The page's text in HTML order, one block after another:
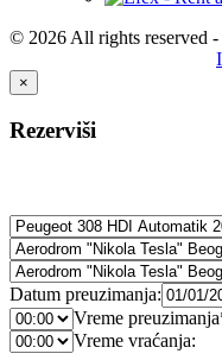
© 2026 All rights reserved -
×
Rezerviši
Datum preuzimanja:
Vreme
Vreme vraćanja: